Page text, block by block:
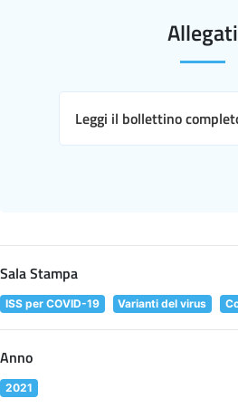
Allegati
Leggi il bollettino
Sala Stampa
ISS per COVID-19 Varianti del virus
Anno
2021